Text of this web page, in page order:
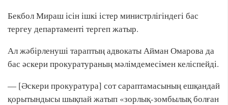
Бекбол Мираш ісін ішкі істер министрлігіндегі бас
тергеу департаменті тергеп жатыр.
Ал жәбірленуші тараптың адвокаты Айман Омарова да
бас әскери прокуратураның мәлімдемесімен келіспейді.
— [Әскери прокуратура] сот сараптамасының ешқандай
қорытындысы шықпай жатып «зорлық-зомбылық болған